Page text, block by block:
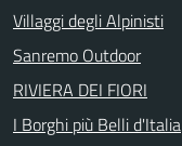
Villaggi degli Alpinisti
Sanremo Outdoor
RIVIERA DEI FIORI
I Borghi più Belli d'Italia